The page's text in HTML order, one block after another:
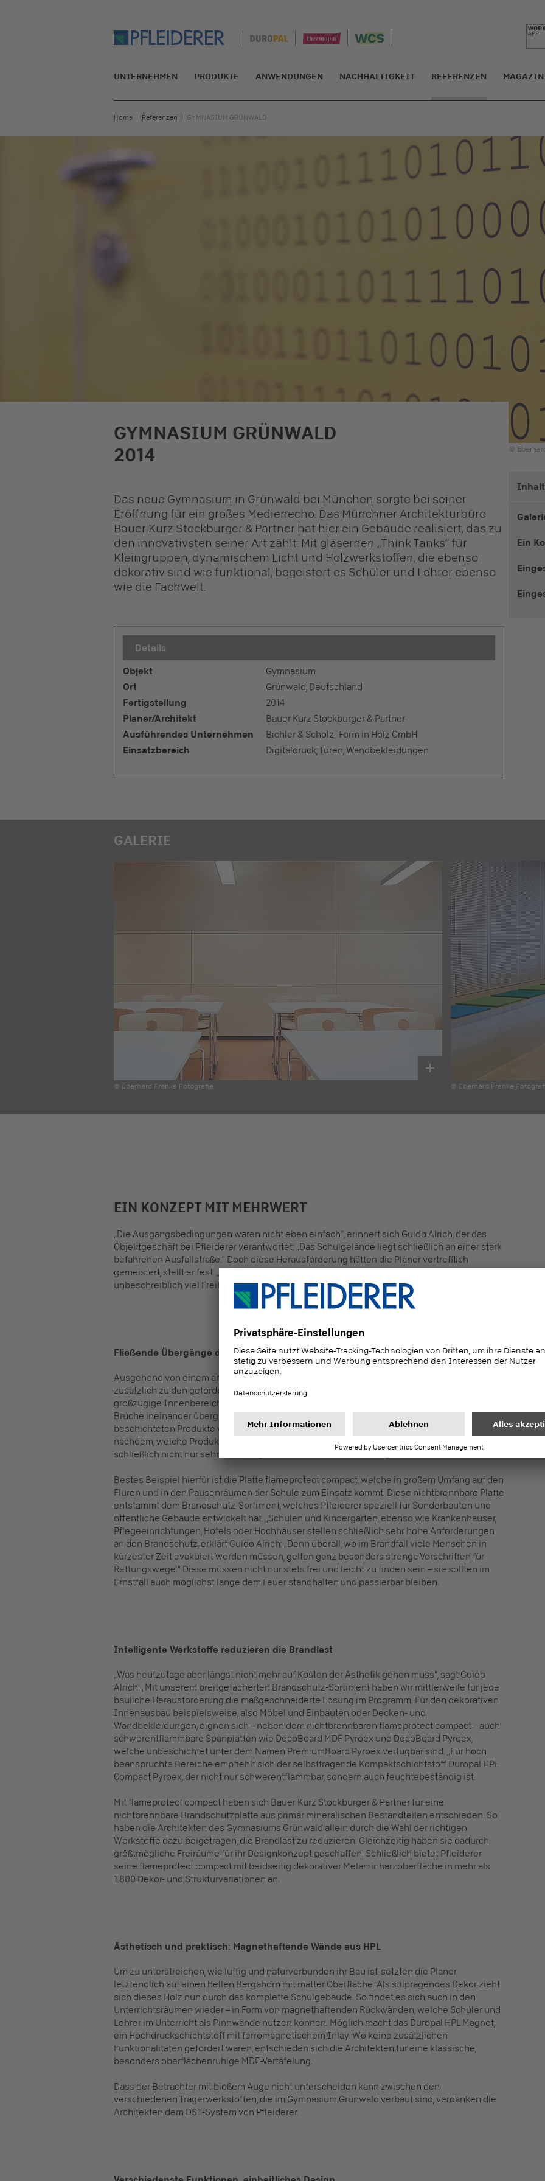
UNTERNEHMEN PRODUKTE ANWENDUNGEN NACHHALTIGKEIT REFERENZEN MAGAZIN
Home Referenzen GYMNASIUM GRÜNWALD
©
GYMNASIUM GRÜNWALD
2014
Das neue Gymnasium in Grünwald bei München sorgte bei seiner
Eröffnung für ein großes Medienecho. Das Münchner Architekturbüro
Bauer Kurz Stockburger & Partner hat hier ein Gebäude realisiert, das zu
den innovativsten seiner Art zählt: Mit gläsernen „Think Tanks“ für
Kleingruppen, dynamischem Licht und Holzwerkstoffen, die ebenso
dekorativ sind wie funktional, begeistert es Schüler und Lehrer ebenso
wie die Fachwelt.
Ein
Details
Objekt Gymnasium
Ort Grünwald, Deutschland
Fertigstellung 2014
Planer/Architekt Bauer Kurz Stockburger & Partner
Ausführendes Unternehmen Bichler & Scholz -Form in Holz GmbH
Einsatzbereich Digitaldruck, Türen, Wandbekleidungen
GALERIE
© Eberhard Franke Fotografie © Eberhard Franke
EIN KONZEPT MIT MEHRWERT
„Die Ausgangsbedingungen waren nicht eben einfach“, erinnert sich Guido Alrich, der das
Objektgeschäft bei Pfleiderer verantwortet: „Das Schulgelände liegt schließlich an einer stark
befahrenen Ausfallstraße.“ Doch diese Herausforderung hätten die Planer vortrefflich
gemeistert, stellt er fest: „Sie haben einen Campus geschaffen, der in sich ruht und dabei
unbeschreiblich viel Freiheit und Lebensfreude ausstrahlt.“
Fließende Übergänge dank dekorgleicher Werkstofflösungen
Ausgehend von einem anspruchsvollen Raumprogramm ist es den Architekten gelungen,
zusätzlich zu den geforderten Unterrichts- und Gemeinschaftsräumen bemerkenswert
großzügige Innenbereiche geschaffen. „Diese wirken umso offener, da sie ohne optische
Brüche ineinander übergehen“, erklärt Guido Alrich. Möglich machen das die dekorgleich
beschichteten Produkte von Pfleiderer, die in nahezu jedem Raum zum Einsatz kommen – „je
nachdem, welche Produkteigenschaften gefragt sind“, so Guido Alrich: „Holzwerkstoffe sind
schließlich nicht nur sehr dekorativ, sondern auch enorm vielseitig und hochfunktional.“
Bestes Beispiel hierfür ist die Platte flameprotect compact, welche in großem Umfang auf den
Fluren und in den Pausenräumen der Schule zum Einsatz kommt. Diese nichtbrennbare Platte
entstammt dem Brandschutz-Sortiment, welches Pfleiderer speziell für Sonderbauten und
öffentliche Gebäude entwickelt hat. „Schulen und Kindergärten, ebenso wie Krankenhäuser,
Pflegeeinrichtungen, Hotels oder Hochhäuser stellen schließlich sehr hohe Anforderungen
an den Brandschutz, erklärt Guido Alrich: „Denn überall, wo im Brandfall viele Menschen in
kürzester Zeit evakuiert werden müssen, gelten ganz besonders strenge Vorschriften für
Rettungswege.“ Diese müssen nicht nur stets frei und leicht zu finden sein – sie sollten im
Ernstfall auch möglichst lange dem Feuer standhalten und passierbar bleiben.
Intelligente Werkstoffe reduzieren die Brandlast
„Was heutzutage aber längst nicht mehr auf Kosten der Ästhetik gehen muss“, sagt Guido
Alrich: „Mit unserem breitgefächerten Brandschutz-Sortiment haben wir mittlerweile für jede
bauliche Herausforderung die maßgeschneiderte Lösung im Programm. Für den dekorativen
Innenausbau beispielsweise, also Möbel und Einbauten oder Decken- und
Wandbekleidungen, eignen sich – neben dem nichtbrennbaren flameprotect compact – auch
schwerentflammbare Spanplatten wie DecoBoard MDF Pyroex und DecoBoard Pyroex,
welche unbeschichtet unter dem Namen PremiumBoard Pyroex verfügbar sind. „Für hoch
beanspruchte Bereiche empfiehlt sich der selbsttragende Kompaktschichtstoff Duropal HPL
Compact Pyroex, der nicht nur schwerentflammbar, sondern auch feuchtebeständig ist.
Mit flameprotect compact haben sich Bauer Kurz Stockburger & Partner für eine
nichtbrennbare Brandschutzplatte aus primär mineralischen Bestandteilen entschieden. So
haben die Architekten des Gymnasiums Grünwald allein durch die Wahl der richtigen
Werkstoffe dazu beigetragen, die Brandlast zu reduzieren. Gleichzeitig haben sie dadurch
größtmögliche Freiräume für ihr Designkonzept geschaffen. Schließlich bietet Pfleiderer
seine flameprotect compact mit beidseitig dekorativer Melaminharzoberfläche in mehr als
1.800 Dekor- und Strukturvariationen an.
Ästhetisch und praktisch: Magnethaftende Wände aus HPL
Um zu unterstreichen, wie luftig und naturverbunden ihr Bau ist, setzten die Planer
letztendlich auf einen hellen Bergahorn mit matter Oberfläche. Als stilprägendes Dekor zieht
sich dieses Holz nun durch das komplette Schulgebäude. So findet es sich auch in den
Unterrichtsräumen wieder – in Form von magnethaftenden Rückwänden, welche Schüler und
Lehrer im Unterricht als Pinnwände nutzen können. Möglich macht das Duropal HPL Magnet,
ein Hochdruckschichtstoff mit ferromagnetischem Inlay. Wo keine zusätzlichen
Funktionalitäten gefordert waren, entschieden sich die Architekten für eine klassische,
besonders oberflächenruhige MDF-Vertäfelung.
Dass der Betrachter mit bloßem Auge nicht unterscheiden kann zwischen den
verschiedenen Trägerwerkstoffen, die im Gymnasium Grünwald verbaut sind, verdanken die
Architekten dem DST-System von Pfleiderer.